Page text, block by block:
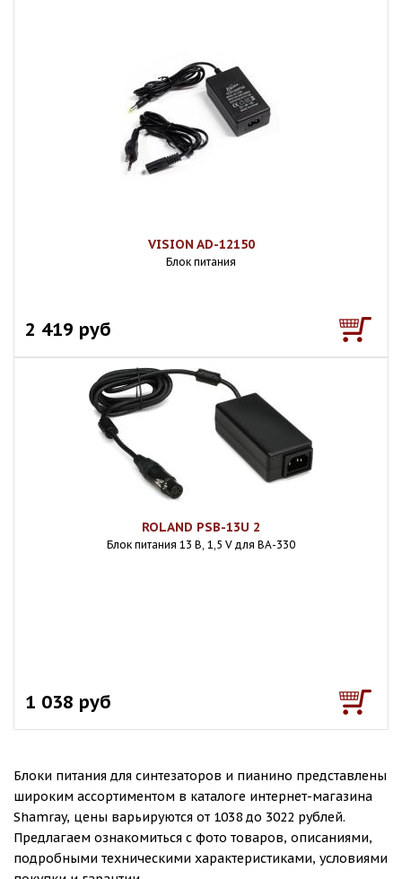
VISION AD-12150
Блок питания
2 419 руб
ROLAND PSB-13U 2
Блок питания 13 В, 1,5 V для BA-330
1 038 руб
Блоки питания для синтезаторов и пианино представлены
широким ассортиментом в каталоге интернет-магазина
Shamray, цены варьируются от 1038 до 3022 рублей.
Предлагаем ознакомиться с фото товаров, описаниями,
подробными техническими характеристиками, условиями